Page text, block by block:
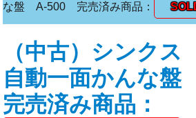
な盤 A-500 完売済み商品：
（中古）シンク
自動一面かんな
完売済み商品：